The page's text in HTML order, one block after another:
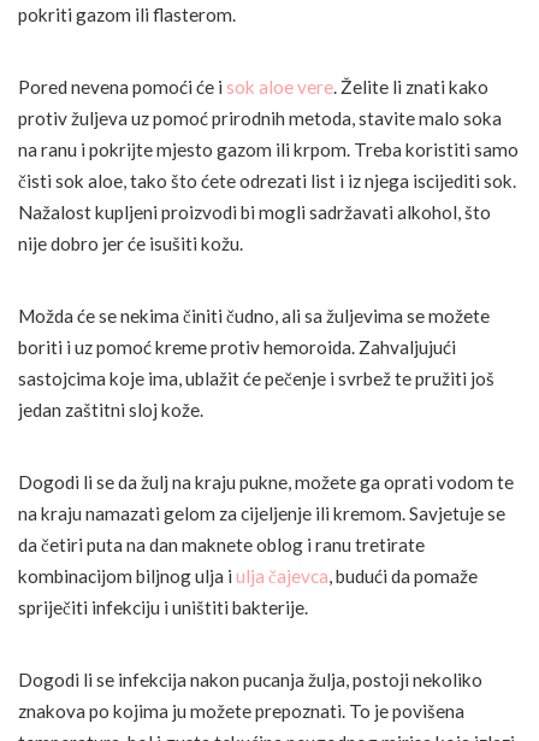
pokriti gazom ili flasterom.
Pored nevena pomoći će i sok aloe vere. Želite li znati kako
protiv žuljeva uz pomoć prirodnih metoda, stavite malo soka
na ranu i pokrijte mjesto gazom ili krpom. Treba koristiti samo
čisti sok aloe, tako što ćete odrezati list i iz njega iscijediti sok.
Nažalost kupljeni proizvodi bi mogli sadržavati alkohol, što
nije dobro jer će isušiti kožu.
Možda će se nekima činiti čudno, ali sa žuljevima se možete
boriti i uz pomoć kreme protiv hemoroida. Zahvaljujući
sastojcima koje ima, ublažit će pečenje i svrbež te pružiti još
jedan zaštitni sloj kože.
Dogodi li se da žulj na kraju pukne, možete ga oprati vodom te
na kraju namazati gelom za cijeljenje ili kremom. Savjetuje se
da četiri puta na dan maknete oblog i ranu tretirate
kombinacijom biljnog ulja i ulja čajevca, budući da pomaže
spriječiti infekciju i uništiti bakterije.
Dogodi li se infekcija nakon pucanja žulja, postoji nekoliko
znakova po kojima ju možete prepoznati. To je povišena